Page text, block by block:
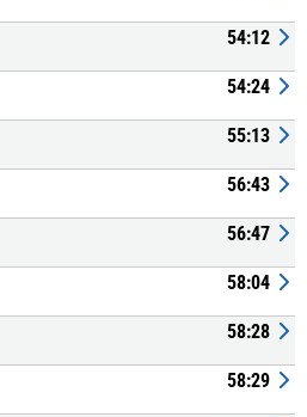
54:12
54:24
55:13
56:43
56:47
58:04
58:28
58:29